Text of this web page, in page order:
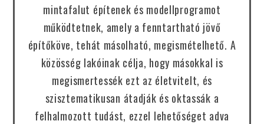
mintafalut építenek és modellprogramot
működtetnek, amely a fenntartható jövő
építőköve, tehát másolható, megismételhető. A
közösség lakóinak célja, hogy másokkal is
megismertessék ezt az életvitelt, és
szisztematikusan átadják és oktassák a
felhalmozott tudást, ezzel lehetőséget adva